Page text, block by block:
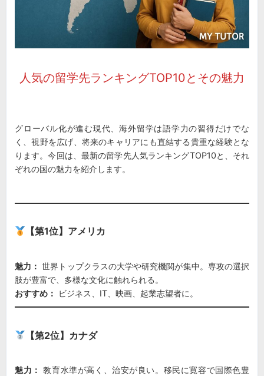
人気の留学先ランキングTOP10とその魅力
グローバル化が進む現代、海外留学は語学力の習得だけでな
く、視野を広げ、将来のキャリアにも直結する貴重な経験とな
ります。今回は、最新の留学先人気ランキングTOP10と、それ
ぞれの国の魅力を紹介します。
【第1位】アメリカ
魅力： 世界トップクラスの大学や研究機関が集中。専攻の選択
肢が豊富で、多様な文化に触れられる。
おすすめ：
ビジネス、IT、映画、起業志望者に。
【第2位】カナダ
魅力： 教育水準が高く、治安が良い。移民に寛容で国際色豊